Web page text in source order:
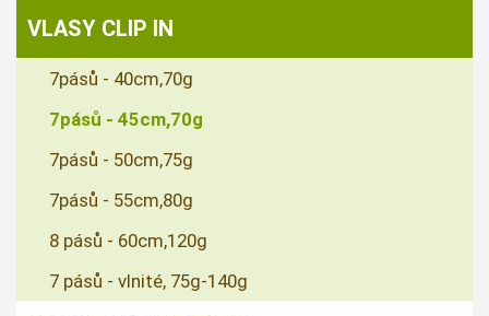
VLASY CLIP IN
7pásů - 40cm,70g
7pásů - 45cm,70g
7pásů - 50cm,75g
7pásů - 55cm,80g
8 pásů - 60cm,120g
7 pásů - vlnité, 75g-140g